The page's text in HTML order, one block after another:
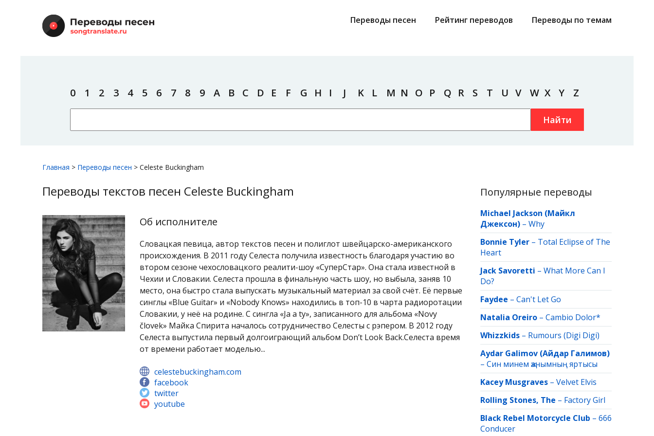
Переводы песен Рейтинг переводов Переводы по темам
0 1 2 3 4 5 6 7 8 9 A B C D E F G H I J K L M N O P Q R S T U V W X Y Z
Найти
Главная > Переводы песен > Celeste Buckingham
Переводы текстов песен Celeste Buckingham
Об исполнителе
Словацкая певица, автор текстов песен и полиглот швейцарско-американского
происхождения. В 2011 году Селеста получила известность благодаря участию во
втором сезоне чехословацкого реалити-шоу «СуперСтар». Она стала известной в
Чехии и Словакии. Селеста прошла в финальную часть шоу, но выбыла, заняв 10
место, она быстро стала выпускать музыкальный материал за свой счёт. Её первые
синглы «Blue Guitar» и «Nobody Knows» находились в топ-10 в чарта радиоротации
Словакии, у неё на родине. С сингла «Ja a ty», записанного для альбома «Novy
človek» Майка Спирита началось сотрудничество Селесты с рэпером. В 2012 году
Селеста выпустила первый долгоиграющий альбом Don’t Look Back.Селеста время
от времени работает моделью...
celestebuckingham.com
facebook
twitter
youtube
Популярные переводы
Michael Jackson (Майкл
Джексон) – Why
Bonnie Tyler – Total Eclipse of The
Heart
Jack Savoretti – What More Can I
Do?
Faydee – Can't Let Go
Natalia Oreiro – Cambio Dolor*
Whizzkids – Rumours (Digi Digi)
Aydar Galimov (Айдар Галимов)
– Син минем җанымның яртысы
Kacey Musgraves – Velvet Elvis
Rolling Stones, The – Factory Girl
Black Rebel Motorcycle Club – 666
Conducer